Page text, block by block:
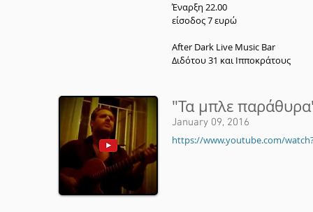
Έναρξη 22.00
είσοδος 7 ευρώ
After Dark Live Music Bar
Διδότου 31 και Ιπποκράτους
"Τα μπλε
January 09, 2016
https://www.youtube.com/